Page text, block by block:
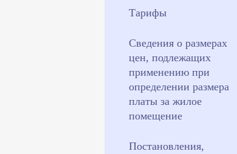
Тарифы
Сведения о размерах
цен, подлежащих
применению при
определении размера
платы за жилое
помещение
Постановления,